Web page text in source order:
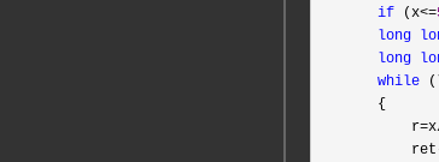
if (x<=
long
long
while
    {
        r
        ret